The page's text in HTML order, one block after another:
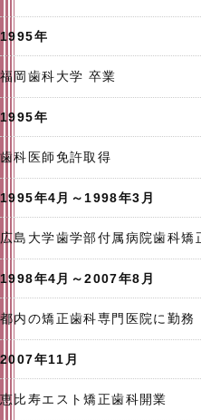
1995年
福岡歯科大学 卒業
1995年
歯科医師免許取得
1995年4月～1998年3月
広島大学歯学部付属病院歯科矯
1998年4月～2007年8月
都内の矯正歯科専門医院に勤務
2007年11月
恵比寿エスト矯正歯科開業